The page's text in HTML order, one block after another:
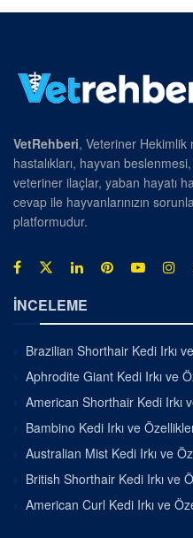
VetRehberi, Veteriner Hekimlik
hastalıkları, hayvan
veteriner ilaçlar, yaban hayatı
cevap ile hayvanlarınızın
platformudur.
İNCELEME
Brazilian Shorthair Kedi Irkı
Aphrodite Giant Kedi Irkı ve
American Shorthair Kedi Irkı
Bambino Kedi Irkı ve
Australian Mist Kedi Irkı ve
British Shorthair Kedi Irkı ve
American Curl Kedi Irkı ve